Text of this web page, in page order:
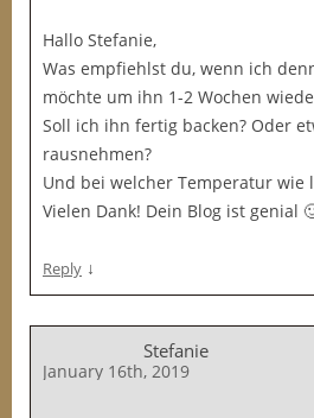
Hallo Stefanie,
Was empfiehlst du, wenn ich
möchte um ihn 1-2 Wochen
Soll ich ihn fertig backen? Oder
rausnehmen?
Und bei welcher Temperatur wie
Vielen Dank! Dein Blog ist genial
Reply ↓
Stefanie
January 16th, 2019